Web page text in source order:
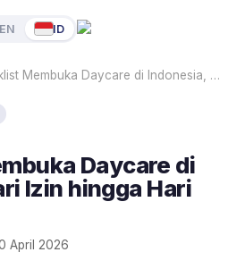
EN ID
Membuka Daycare di Indonesia, …
Daycare di
Izin hingga Hari
April 2026